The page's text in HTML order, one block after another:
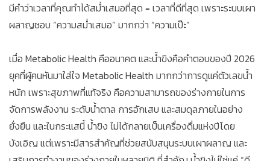
มีคำว่าเวลาที่คุณทำได้สม่ำเสมอที่สุด = เวลาที่ดีที่สุด เพราะระบบเผา
ผลาญชอบ “ความสม่ำเสมอ” มากกว่า “ความเป๊ะ”
เมื่อ Metabolic Health คืออนาคต และน้ำขิงคือคำตอบของปี 2026
ยุคที่ผู้คนหันมาใส่ใจ Metabolic Health มากกว่าการดูแค่ตัวเลขน้ำ
หนัก เพราะสุขภาพที่แท้จริง คือความสามารถของร่างกายในการ
จัดการพลังงาน ระดับน้ำตาล การอักเสบ และสมดุลภายในอย่าง
ยั่งยืน และในกระแสนี้ น้ำขิง ไม่ได้กลายเป็นเครื่องดื่มแห่งปีโดย
บังเอิญ แต่เพราะมีสารสำคัญที่ช่วยสนับสนุนระบบเผาผลาญ และ